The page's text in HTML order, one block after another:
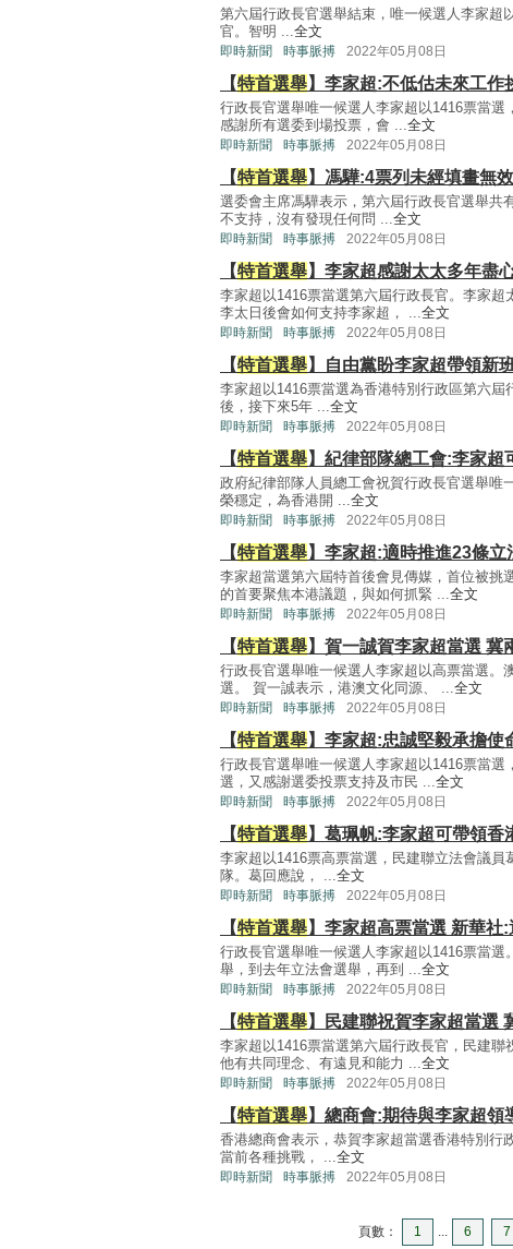
第六屆行政長官選舉結束，唯一候選人李家超
官。智明 ...全文
即時新聞 時事脈搏 2022年05月08日
【特首選舉】李家超:不低估未來工作
行政長官選舉唯一候選人李家超以1416票當選
感謝所有選委到場投票，會 ...全文
即時新聞 時事脈搏 2022年05月08日
【特首選舉】馮驊:4票列未經填畫無
選委會主席馮驊表示，第六屆行政長官選舉共
不支持，沒有發現任何問 ...全文
即時新聞 時事脈搏 2022年05月08日
【特首選舉】李家超感謝太太多年盡
李家超以1416票當選第六屆行政長官。李家
李太日後會如何支持李家超， ...全文
即時新聞 時事脈搏 2022年05月08日
【特首選舉】自由黨盼李家超帶領新
李家超以1416票當選為香港特別行政區第六
後，接下來5年 ...全文
即時新聞 時事脈搏 2022年05月08日
【特首選舉】紀律部隊總工會:李家超
政府紀律部隊人員總工會祝賀行政長官選舉唯
榮穩定，為香港開 ...全文
即時新聞 時事脈搏 2022年05月08日
【特首選舉】李家超:適時推進23條立
李家超當選第六屆特首後會見傳媒，首位被挑
的首要聚焦本港議題，與如何抓緊 ...全文
即時新聞 時事脈搏 2022年05月08日
【特首選舉】賀一誠賀李家超當選 冀
行政長官選舉唯一候選人李家超以高票當選。
選。 賀一誠表示，港澳文化同源、 ...全文
即時新聞 時事脈搏 2022年05月08日
【特首選舉】李家超:忠誠堅毅承擔使
行政長官選舉唯一候選人李家超以1416票當
選，又感謝選委投票支持及市民 ...全文
即時新聞 時事脈搏 2022年05月08日
【特首選舉】葛珮帆:李家超可帶領香
李家超以1416票高票當選，民建聯立法會議
隊。葛回應說， ...全文
即時新聞 時事脈搏 2022年05月08日
【特首選舉】李家超高票當選 新華社
行政長官選舉唯一候選人李家超以1416票當
舉，到去年立法會選舉，再到 ...全文
即時新聞 時事脈搏 2022年05月08日
【特首選舉】民建聯祝賀李家超當選
李家超以1416票當選第六屆行政長官，民建
他有共同理念、有遠見和能力 ...全文
即時新聞 時事脈搏 2022年05月08日
【特首選舉】總商會:期待與李家超領
香港總商會表示，恭賀李家超當選香港特別行
當前各種挑戰， ...全文
即時新聞 時事脈搏 2022年05月08日
頁數： 1 ... 6 7